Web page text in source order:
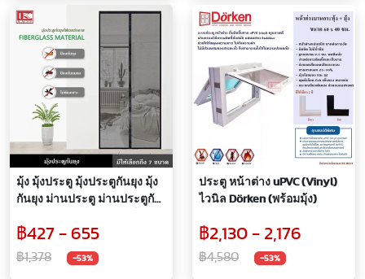
มุ้ง มุ้งประตู มุ้งประตูกันยุง มุ้ง
กันยุง ม่านประตู ม่านประตูกัน
เบอร์กลาส ไม่ขาดง่าย ปิด
อัตโนมัติ
฿427 - 655
฿1,378 -53%
ประตู หน้าต่าง uPVC (Vinyl)
ไวนิล Dörken (พร้อมมุ้ง)
฿2,130 - 2,176
฿4,580 -53%